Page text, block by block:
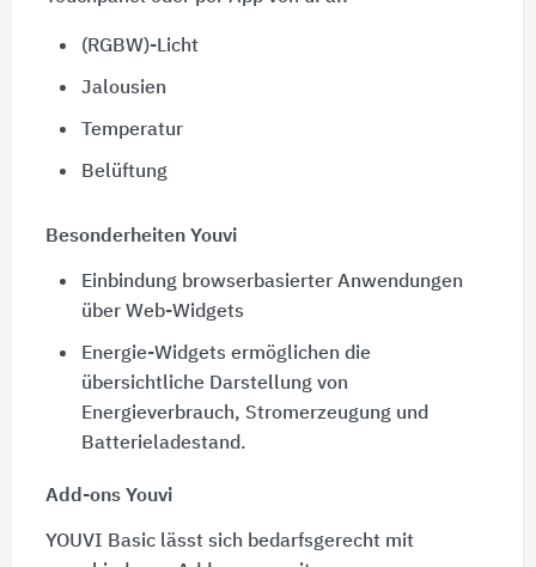
(RGBW)-Licht
Jalousien
Temperatur
Belüftung
Besonderheiten Youvi
Einbindung browserbasierter Anwendungen
über Web-Widgets
Energie-Widgets ermöglichen die
übersichtliche Darstellung von
Energieverbrauch, Stromerzeugung und
Batterieladestand.
Add-ons Youvi
YOUVI Basic lässt sich bedarfsgerecht mit